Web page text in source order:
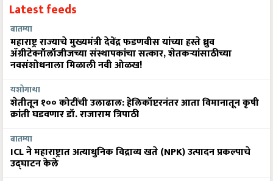
Latest feeds
बातम्या
महाराष्ट्र राज्याचे मुख्यमंत्री देवेंद्र फडणवीस यांच्या हस्ते ध्रुव
ॲग्रीटेक्नॉलॉजीजच्या संस्थापकांचा सत्कार, शेतकऱ्यांसाठीच्या
नवसंशोधनाला मिळाली नवी ओळख!
यशोगाथा
शेतीतून १०० कोटींची उलाढाल: हेलिकॉप्टरनंतर आता विमानातून कृषी
क्रांती घडवणार डॉ. राजाराम त्रिपाठी
बातम्या
ICL ने महाराष्ट्रात अत्याधुनिक विद्राव्य खते (NPK) उत्पादन प्रकल्पाचे
उद्घाटन केले